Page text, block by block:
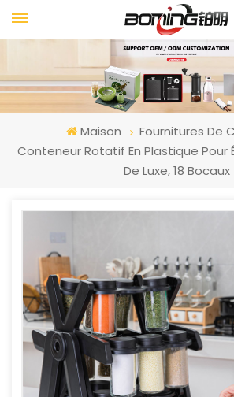
Maison
Fournitures De
Conteneur Rotatif En Plastique Pour
De Luxe, 18 Bocaux